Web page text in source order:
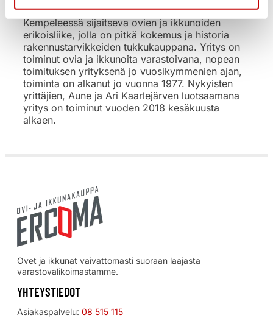
Ovi- ja ikkunakauppa Ercoma on Oulun kupeessa
Kempeleessä sijaitseva ovien ja ikkunoiden
erikoisliike, jolla on pitkä kokemus ja historia
rakennustarvikkeiden tukkukauppana. Yritys on
toiminut ovia ja ikkunoita varastoivana, nopean
toimituksen yrityksenä jo vuosikymmenien ajan,
toiminta on alkanut jo vuonna 1977. Nykyisten
yrittäjien, Aune ja Ari Kaarlejärven luotsaamana
yritys on toiminut vuoden 2018 kesäkuusta
alkaen.
Ovet ja ikkunat vaivattomasti suoraan laajasta
varastovalikoimastamme.
YHTEYSTIEDOT
Asiakaspalvelu: 08 515 115